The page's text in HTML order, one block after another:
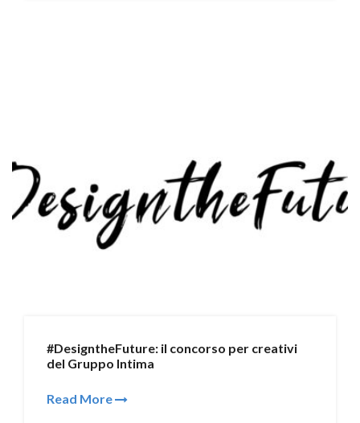
#DesigntheFuture: il concorso per creativi
del Gruppo Intima
Read More